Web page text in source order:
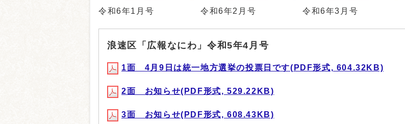
令和6年1月号 令和6年2月号 令和6年3月号
浪速区「広報なにわ」令和5年4月号
1面 4月9日は統一地方選挙の投票日です(PDF形式, 604.32KB)
2面 お知らせ(PDF形式, 529.22KB)
3面 お知らせ(PDF形式, 608.43KB)